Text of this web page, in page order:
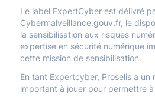
Le label ExpertCyber est délivré
Cybermalveillance.gouv.fr, le
la sensibilisation aux risques
expertise en sécurité numérique
cette mission de sensibilisation.
En tant Expertcyber, Proselis a un
important à jouer pour permettre